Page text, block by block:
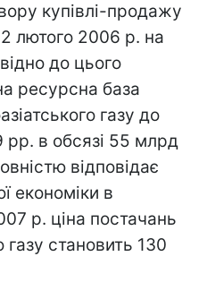
купівлі-продажу
лютого 2006 р. на
до цього
ресурсна база
газу до
в обсязі 55 млрд
відповідає
економіки в
р. ціна постачань
газу становить 130